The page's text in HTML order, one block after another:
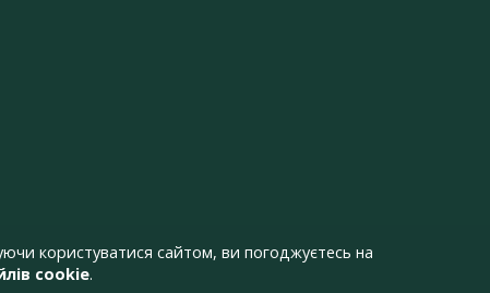
користуватися сайтом, ви погоджуєтесь на
cookie.